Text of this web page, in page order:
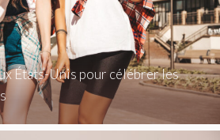
États-Unis pour célébrer les